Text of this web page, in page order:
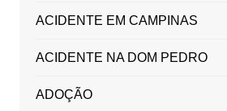
ACIDENTE EM CAMPINAS
ACIDENTE NA DOM PEDRO
ADOÇÃO